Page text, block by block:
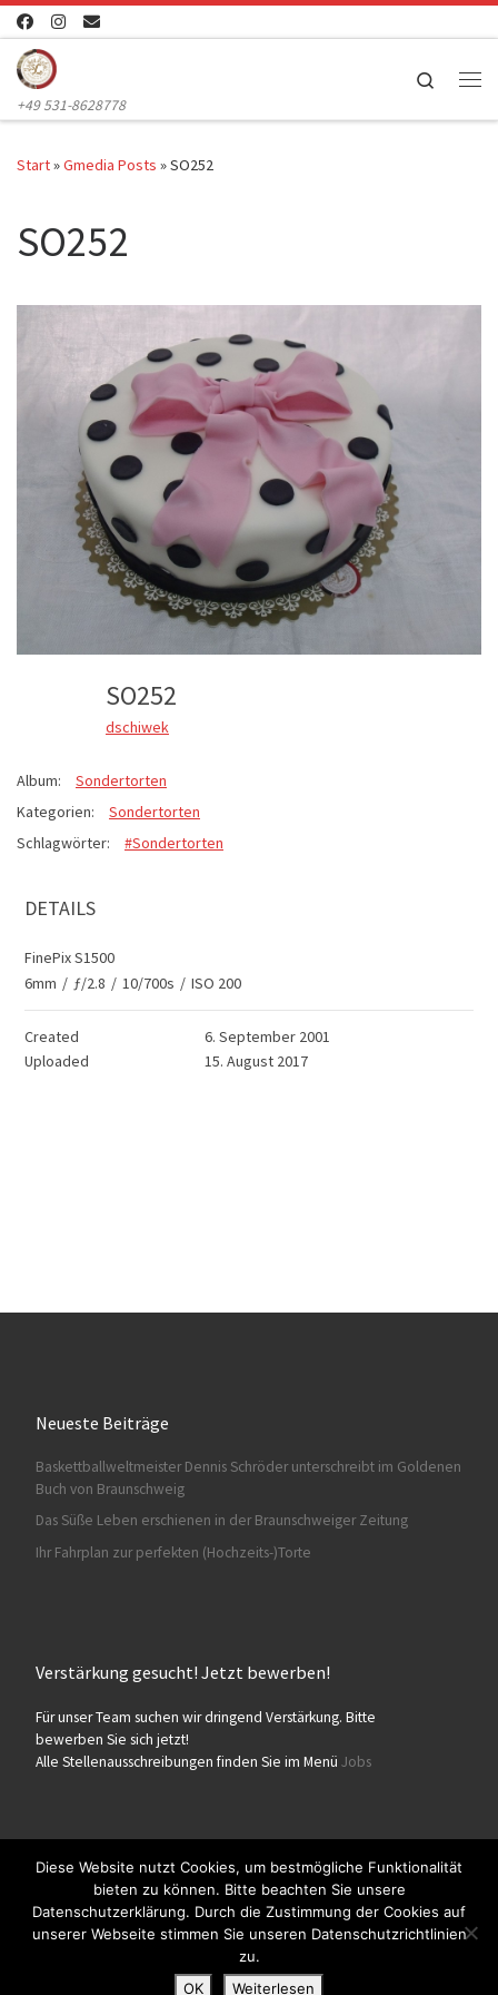
Zum Inhalt springen
+49 531-8628778
Search
Start»Gmedia Posts »SO252
SO252
SO252
dschiwek
Album:
Sondertorten
Kategorien:
Sondertorten
Schlagwörter:
#Sondertorten
DETAILS
FinePix S1500
6mm / ƒ/2.8 / 10/700s / ISO 200
Created
6. September 2001
Uploaded
15. August 2017
Neueste Beiträge
Baskettballweltmeister Dennis Schröder unterschreibt im Goldenen
Buch von Braunschweig
Das Süße Leben erschienen in der Braunschweiger Zeitung
Ihr Fahrplan zur perfekten (Hochzeits-)Torte
Verstärkung gesucht! Jetzt bewerben!
Für unser Team suchen wir dringend Verstärkung. Bitte
bewerben Sie sich jetzt!
Alle Stellenausschreibungen finden Sie im Menü Jobs
© 2026Konditorei Süßes Leben– Alle Rechte vorbehalten
Präsentiert von WP – Entworfen mit demCustomizr-Theme
Diese Website nutzt Cookies, um bestmögliche Funktionalität
bieten zu können. Bitte beachten Sie unsere
Datenschutzerklärung. Durch die Zustimmung der Cookies auf
unserer Webseite stimmen Sie unseren Datenschutzrichtlinien
zu.
OK
Weiterlesen